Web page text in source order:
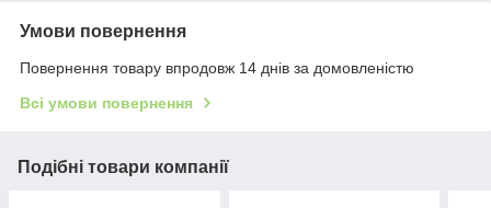
Умови повернення
Повернення товару впродовж 14 днів за домовленістю
Всі умови повернення
Подібні товари компанії